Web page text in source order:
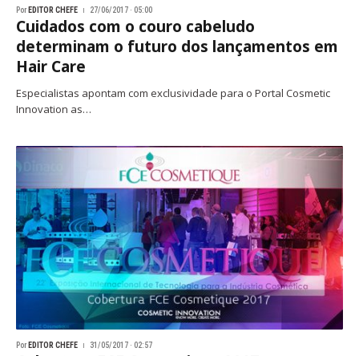
Por EDITOR CHEFE 27/06/2017 · 05:00
Cuidados com o couro cabeludo
determinam o futuro dos lançamentos em
Hair Care
Especialistas apontam com exclusividade para o Portal Cosmetic
Innovation as…
Por EDITOR CHEFE 31/05/2017 · 02:57